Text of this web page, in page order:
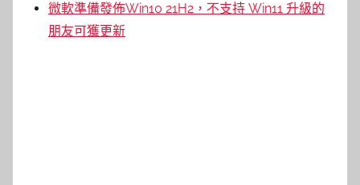
微軟準備發佈Win10 21H2，不支持 Win11 升級的
朋友可獲更新